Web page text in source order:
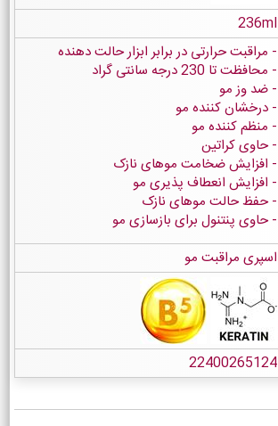
236ml
مراقبت حرارتی در برابر ابزار حالت دهنده
محافظت تا 230 درجه سانتی گراد
ضد وز مو
درخشان کننده مو
منظم کننده مو
حاوی کراتین
افزایش ضخامت موهای نازک
افزایش انعطاف پذیری مو
حفظ حالت موهای نازک
حاوی پنتنول برای بازسازی مو
اسپری مراقبت مو
22400265124